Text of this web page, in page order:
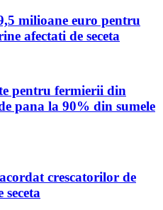
milioane euro pentru
afectati de seceta
pentru fermierii din
pana la 90% din sumele
crescatorilor de